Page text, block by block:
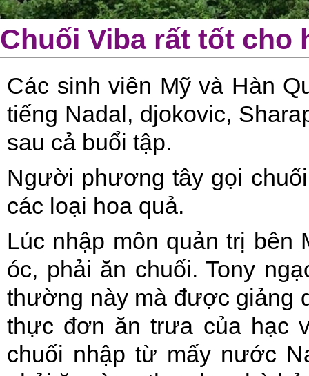
Chuối Viba rất tốt cho
Các sinh viên Mỹ và Hàn
tiếng Nadal, djokovic,
sau cả buổi tập.
Người phương tây gọi
các loại hoa quả.
Lúc nhập môn quản trị bên
óc, phải ăn chuối. Tony
thường này mà được giảng
thực đơn ăn trưa của hạc
chuối nhập từ mấy nước